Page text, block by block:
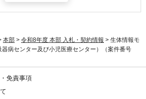
本部 > 令和8年度 本部 入札・契約情報 > 生体情報モ
病センター及び小児医療センター）（案件番号
免責事項